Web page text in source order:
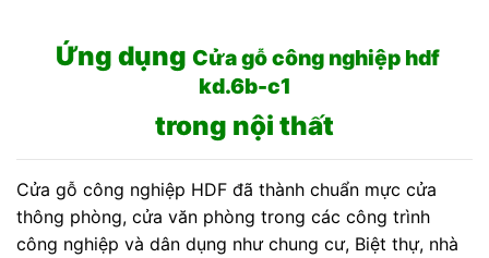
Ứng dụng Cửa gỗ công nghiệp hdf
kd.6b-c1
trong nội thất
Cửa gỗ công nghiệp HDF đã thành chuẩn mực cửa
thông phòng, cửa văn phòng trong các công trình
công nghiệp và dân dụng như chung cư, Biệt thự, nhà